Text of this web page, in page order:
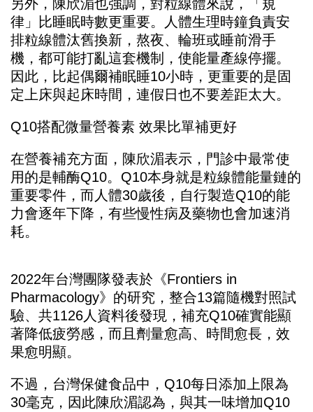
另外，陳欣湄也強調，對粒線體來說，「規
律」比睡眠時數更重要。人體生理時鐘負責安
排粒線體汰舊換新，熬夜、輪班或睡前滑手
機，都可能打亂這套機制，使能量產線停擺。
因此，比起偶爾補眠睡10小時，更重要的是固
定上床與起床時間，連假日也不要差距太大。
Q10搭配微量營養素 效果比單補更好
在營養補充方面，陳欣湄表示，門診中最常使
用的是輔酶Q10。Q10本身就是粒線體能量鏈的
重要零件，而人體30歲後，自行製造Q10的能
力會逐年下降，有些慢性病及藥物也會加速消
耗。
2022年台灣團隊發表於《Frontiers in
Pharmacology》的研究，整合13篇隨機對照試
驗、共1126人資料後發現，補充Q10確實能顯
著降低疲勞感，而且劑量愈高、時間愈長，效
果愈明顯。
不過，台灣保健食品中，Q10每日添加上限為
30毫克，因此陳欣湄認為，與其一味增加Q10